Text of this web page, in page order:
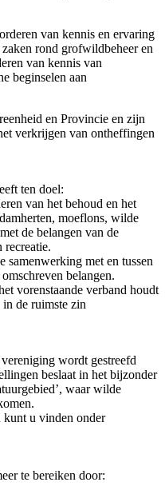
van kennis en ervaring
rond grofwildbeheer en
van kennis van
beginselen aan
en Provincie en zijn
verkrijgen van ontheffingen
ten doel:
van het behoud en het
moeflons, wilde
de belangen van de
recreatie.
samenwerking met en tussen
belangen.
vorenstaande verband houdt
de ruimste zin
wordt gestreefd
beslaat in het bijzonder
waar wilde
u vinden onder
te bereiken door: